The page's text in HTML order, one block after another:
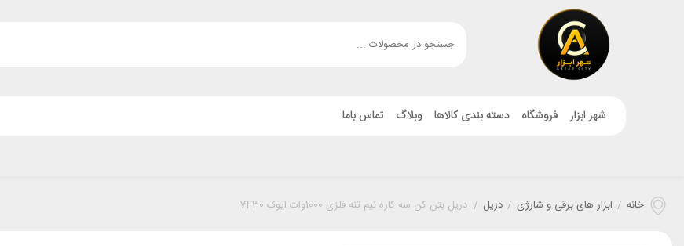
شهر ابزار فروشگاه دسته بندی کالاها وبلاگ تماس باما
خانه / ابزار های برقی و شارژی / دریل / دریل بتن کن سه کاره نیم تنه فلزی 1000وات ایوک 7430